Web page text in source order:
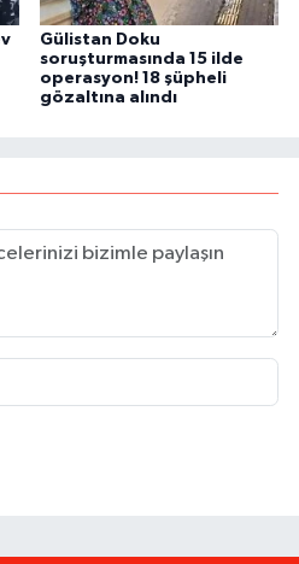
Gülistan Doku
soruşturmasında 15 ilde
operasyon! 18 şüpheli
gözaltına alındı